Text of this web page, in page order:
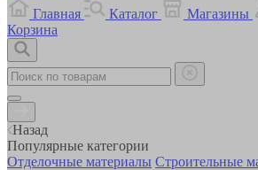
Главная
Каталог Магазины
Корзина
Назад
Популярные категории
Отделочные материалы Строительные